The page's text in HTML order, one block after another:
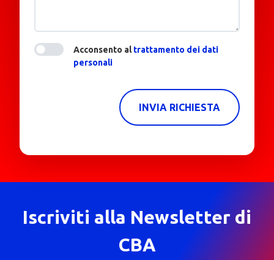
Acconsento altrattamento dei dati
personali
INVIA RICHIESTA
Iscriviti alla Newsletter di
CBA